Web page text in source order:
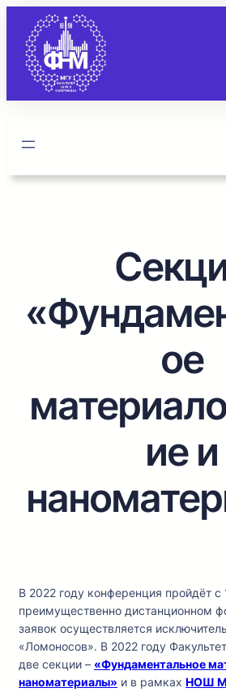
Перейти
содержимому
ое
ие и
В 2022 году конференция пройдёт с
преимущественно дистанционном
заявок осуществляется
«Ломоносов». В 2022 году
две секции – «Фундаментальное
наноматериалы» и в рамках НОШ